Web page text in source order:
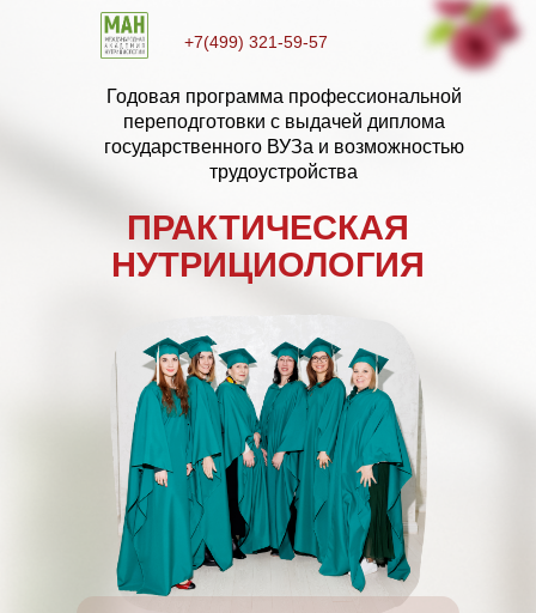
Годовая программа профессиональной
переподготовки с выдачей диплома
государственного ВУЗа и возможностью
трудоустройства
ПРАКТИЧЕСКАЯ
НУТРИЦИОЛОГИЯ
+7(499) 321-59-57